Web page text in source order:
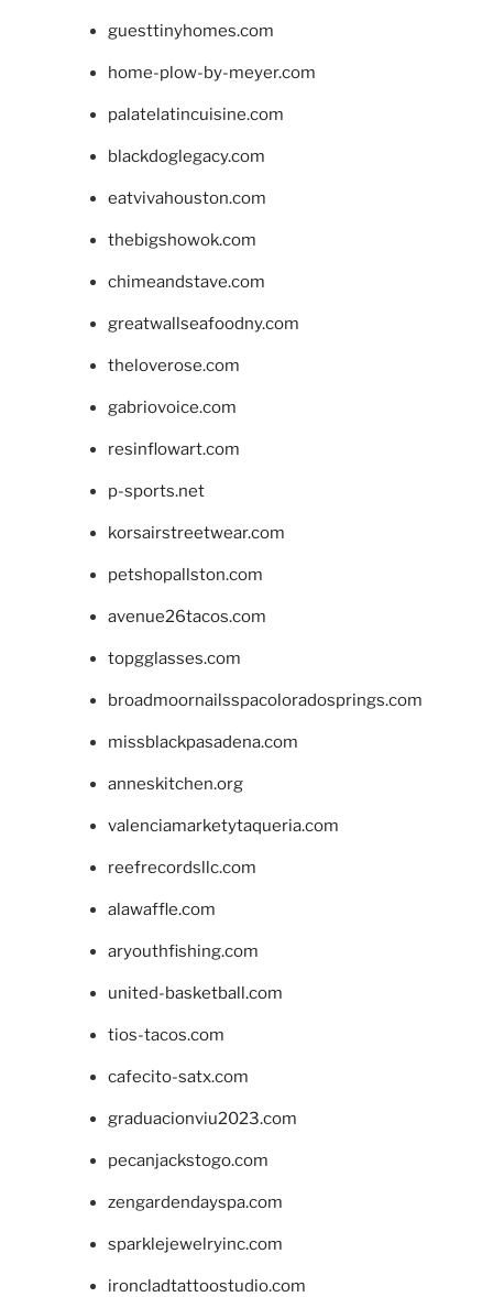
guesttinyhomes.com
home-plow-by-meyer.com
palatelatincuisine.com
blackdoglegacy.com
eatvivahouston.com
thebigshowok.com
chimeandstave.com
greatwallseafoodny.com
theloverose.com
gabriovoice.com
resinflowart.com
p-sports.net
korsairstreetwear.com
petshopallston.com
avenue26tacos.com
topgglasses.com
broadmoornailsspacoloradosprings.com
missblackpasadena.com
anneskitchen.org
valenciamarketytaqueria.com
reefrecordsllc.com
alawaffle.com
aryouthfishing.com
united-basketball.com
tios-tacos.com
cafecito-satx.com
graduacionviu2023.com
pecanjackstogo.com
zengardendayspa.com
sparklejewelryinc.com
ironcladtattoostudio.com